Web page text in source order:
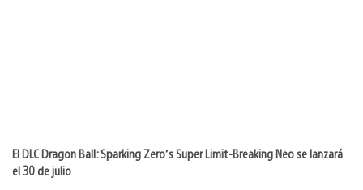
El DLC Dragon Ball: Sparking Zero’s Super Limit-Breaking Neo se lanzará
el 30 de julio